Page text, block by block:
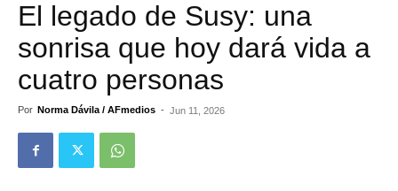
El legado de Susy: una
sonrisa que hoy dará vida a
cuatro personas
Por Norma Dávila / AFmedios - Jun 11, 2026